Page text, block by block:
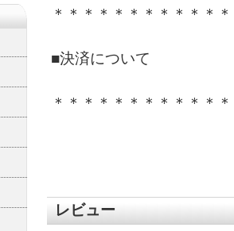
＊＊＊＊＊＊＊＊＊＊＊
■決済について
＊＊＊＊＊＊＊＊＊＊＊
レビュー